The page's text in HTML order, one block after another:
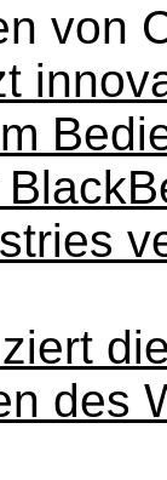
von
des